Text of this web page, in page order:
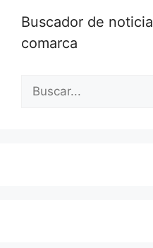
Buscador de
comarca
Buscar: